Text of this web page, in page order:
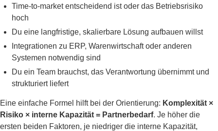
Time-to-market entscheidend ist oder das Betriebsrisiko
hoch
Du eine langfristige, skalierbare Lösung aufbauen willst
Integrationen zu ERP, Warenwirtschaft oder anderen
Systemen notwendig sind
Du ein Team brauchst, das Verantwortung übernimmt und
strukturiert liefert
Eine einfache Formel hilft bei der Orientierung: Komplexität ×
Risiko × interne Kapazität = Partnerbedarf. Je höher die
ersten beiden Faktoren, je niedriger die interne Kapazität,